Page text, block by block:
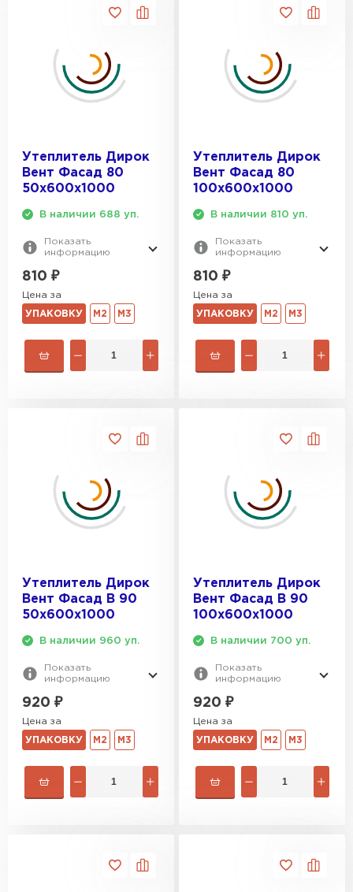
Утеплитель Дирок
Вент Фасад 80
50х600х1000
В наличии 688 уп.
Показать
информацию
810 ₽
Цена за
УПАКОВКУ М2 М3
Утеплитель Дирок
Вент Фасад 80
100х600х1000
В наличии 810 уп.
Показать
информацию
810 ₽
Цена за
УПАКОВКУ М2 М3
Утеплитель Дирок
Вент Фасад В 90
50х600х1000
В наличии 960 уп.
Показать
информацию
920 ₽
Цена за
УПАКОВКУ М2 М3
Утеплитель Дирок
Вент Фасад В 90
100х600х1000
В наличии 700 уп.
Показать
информацию
920 ₽
Цена за
УПАКОВКУ М2 М3